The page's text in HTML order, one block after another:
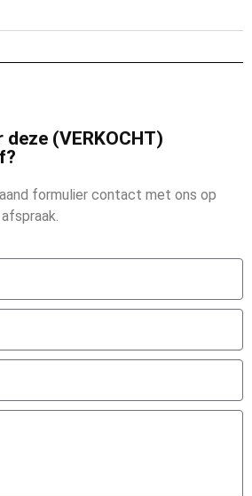
(VERKOCHT)
formulier contact met ons op